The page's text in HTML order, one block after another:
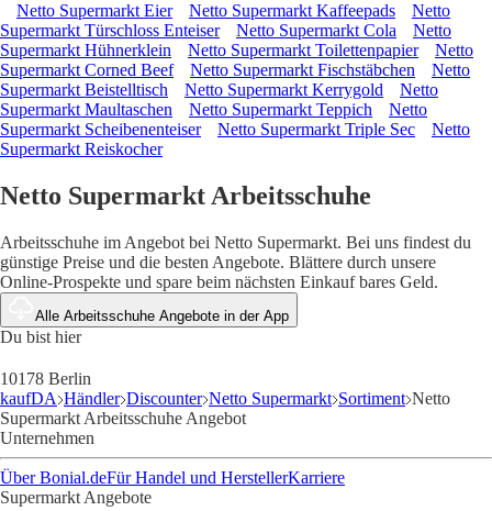
Netto Supermarkt Eier Netto Supermarkt Kaffeepads
Netto
Supermarkt Türschloss Enteiser
Netto Supermarkt Cola
Netto
Supermarkt Hühnerklein
Netto Supermarkt Toilettenpapier
Netto
Supermarkt Corned Beef
Netto Supermarkt Fischstäbchen
Netto
Supermarkt Beistelltisch
Netto Supermarkt Kerrygold
Netto
Supermarkt Maultaschen
Netto Supermarkt Teppich
Netto
Supermarkt Scheibenenteiser
Netto Supermarkt Triple Sec
Netto
Supermarkt Reiskocher
Netto Supermarkt Arbeitsschuhe
Arbeitsschuhe im Angebot bei Netto Supermarkt. Bei uns findest du
günstige Preise und die besten Angebote. Blättere durch unsere
Online-Prospekte und spare beim nächsten Einkauf bares Geld.
Alle Arbeitsschuhe Angebote in der App
Du bist hier
10178 Berlin
kaufDA Händler Discounter Netto Supermarkt Sortiment Netto
Supermarkt Arbeitsschuhe Angebot
Unternehmen
Über Bonial.deFür Handel und HerstellerKarriere
Supermarkt Angebote